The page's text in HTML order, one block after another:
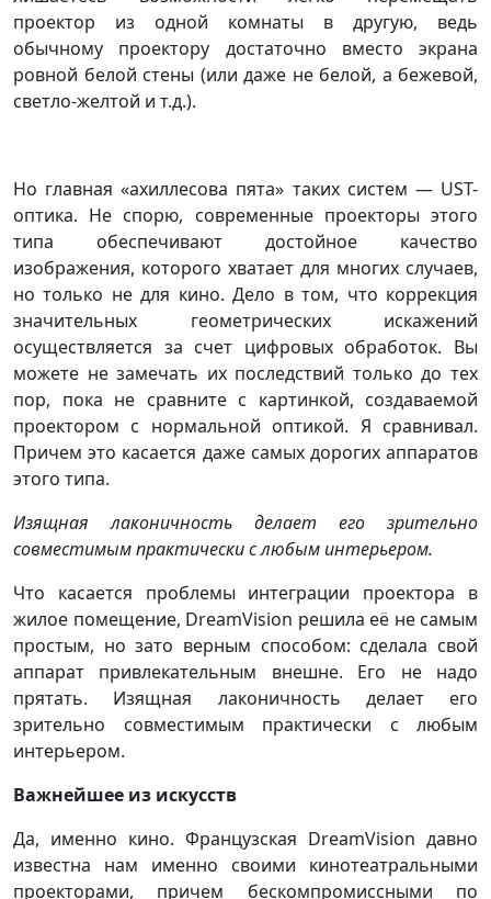
проектор из одной комнаты в другую, ведь
обычному проектору достаточно вместо экрана
ровной белой стены (или даже не белой, а бежевой,
светло-желтой и т.д.).
Но главная «ахиллесова пята» таких систем — UST-
оптика. Не спорю, современные проекторы этого
типа обеспечивают достойное качество
изображения, которого хватает для многих случаев,
но только не для кино. Дело в том, что коррекция
значительных геометрических искажений
осуществляется за счет цифровых обработок. Вы
можете не замечать их последствий только до тех
пор, пока не сравните с картинкой, создаваемой
проектором с нормальной оптикой. Я сравнивал.
Причем это касается даже самых дорогих аппаратов
этого типа.
Изящная лаконичность делает его зрительно
совместимым практически с любым интерьером.
Что касается проблемы интеграции проектора в
жилое помещение, DreamVision решила её не самым
простым, но зато верным способом: сделала свой
аппарат привлекательным внешне. Его не надо
прятать. Изящная лаконичность делает его
зрительно совместимым практически с любым
интерьером.
Важнейшее из искусств
Да, именно кино. Французская DreamVision давно
известна нам именно своими кинотеатральными
проекторами, причем бескомпромиссными по